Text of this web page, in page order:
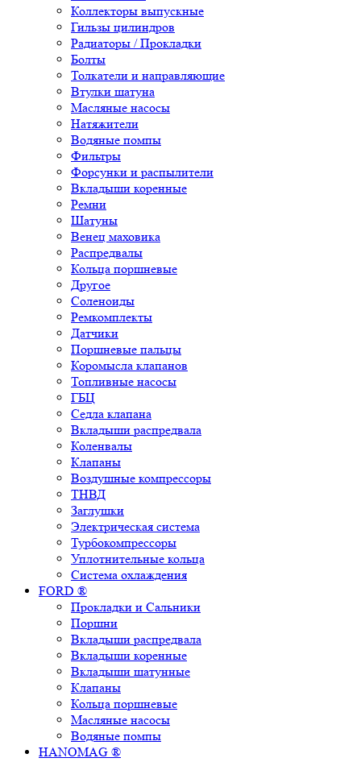
Коллекторы выпускные
Гильзы цилиндров
Радиаторы / Прокладки
Болты
Толкатели и направляющие
Втулки шатуна
Масляные насосы
Натяжители
Водяные помпы
Фильтры
Форсунки и распылители
Вкладыши коренные
Ремни
Шатуны
Венец маховика
Распредвалы
Кольца поршневые
Другое
Соленоиды
Ремкомплекты
Датчики
Поршневые пальцы
Коромысла клапанов
Топливные насосы
ГБЦ
Седла клапана
Вкладыши распредвала
Коленвалы
Клапаны
Воздушные компрессоры
ТНВД
Заглушки
Электрическая система
Турбокомпрессоры
Уплотнительные кольца
Система охлаждения
FORD ®
Прокладки и Сальники
Поршни
Вкладыши распредвала
Вкладыши коренные
Вкладыши шатунные
Клапаны
Кольца поршневые
Масляные насосы
Водяные помпы
HANOMAG ®